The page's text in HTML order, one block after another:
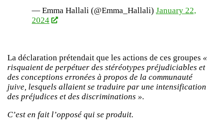
— Emma Hallali (@Emma_Hallali) January 22,
2024
La déclaration prétendait que les actions de ces groupes «
risquaient de perpétuer des stéréotypes préjudiciables et
des conceptions erronées à propos de la communauté
juive, lesquels allaient se traduire par une intensification
des préjudices et des discriminations ».
C’est en fait l’opposé qui se produit.